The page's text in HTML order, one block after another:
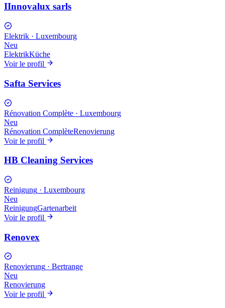
IInnovalux sarls
Elektrik · Luxembourg
Neu
ElektrikKüche
Voir le profil
Safta Services
Rénovation Complète · Luxembourg
Neu
Rénovation ComplèteRenovierung
Voir le profil
HB Cleaning Services
Reinigung · Luxembourg
Neu
ReinigungGartenarbeit
Voir le profil
Renovex
Renovierung · Bertrange
Neu
Renovierung
Voir le profil